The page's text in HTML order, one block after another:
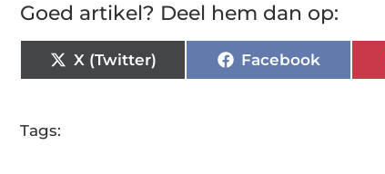
Goed artikel? Deel hem dan op:
X (Twitter) Facebook
Tags: